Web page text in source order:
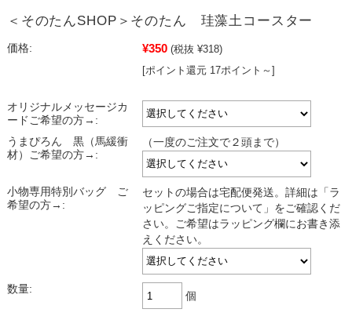
＜そのたんSHOP＞そのたん 珪藻土コースター
価格: ¥350 (税抜 ¥318)
[ポイント還元 17ポイント～]
オリジナルメッセージカ
ードご希望の方→:
うまぴろん 黒（馬緩衝
材）ご希望の方→:
（一度のご注文で２頭まで）
小物専用特別バッグ ご
希望の方→:
セットの場合は宅配便発送。詳細は「ラ
ッピングご指定について」をご確認くだ
さい。ご希望はラッピング欄にお書き添
えください。
数量:
個